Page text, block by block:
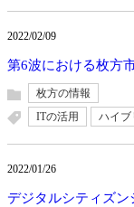
2022/02/09
第6波における枚方
枚方の情報
ITの活用
ハイブ
2022/01/26
デジタルシティズ